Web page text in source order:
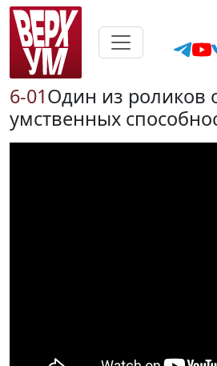
6-01Один из роликов
умственных